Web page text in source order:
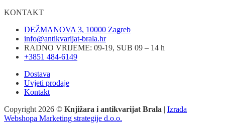
KONTAKT
DEŽMANOVA 3, 10000 Zagreb
info@antikvarijat-brala.hr
RADNO VRIJEME: 09-19, SUB 09 – 14 h
+3851 484-6149
Dostava
Uvjeti prodaje
Kontakt
Copyright 2026 © Knjižara i antikvarijat Brala | Izrada
Webshopa Marketing strategije d.o.o.